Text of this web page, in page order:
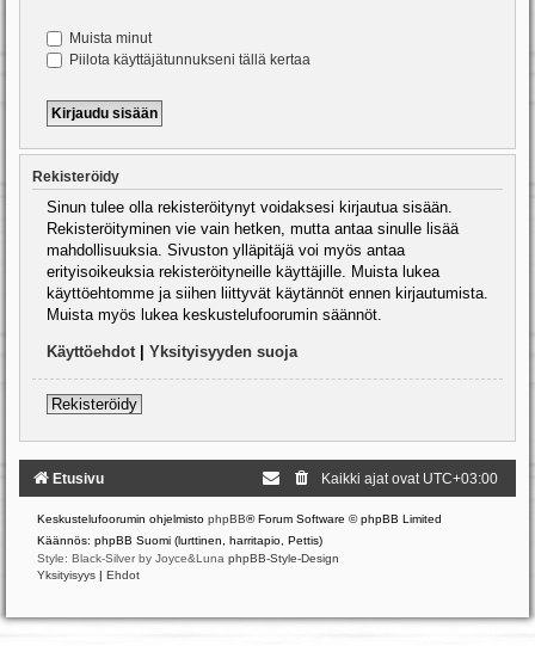
Muista minut
Piilota käyttäjätunnukseni tällä kertaa
Rekisteröidy
Sinun tulee olla rekisteröitynyt voidaksesi kirjautua sisään.
Rekisteröityminen vie vain hetken, mutta antaa sinulle lisää
mahdollisuuksia. Sivuston ylläpitäjä voi myös antaa
erityisoikeuksia rekisteröityneille käyttäjille. Muista lukea
käyttöehtomme ja siihen liittyvät käytännöt ennen kirjautumista.
Muista myös lukea keskustelufoorumin säännöt.
Käyttöehdot Yksityisyyden suoja
Rekisteröidy
Etusivu Kaikki ajat ovat UTC+03:00
Keskustelufoorumin ohjelmisto phpBB® Forum Software © phpBB Limited
Käännös: phpBB Suomi (lurttinen, harritapio, Pettis)
Style: Black-Silver by Joyce&Luna phpBB-Style-Design
Yksityisyys | Ehdot